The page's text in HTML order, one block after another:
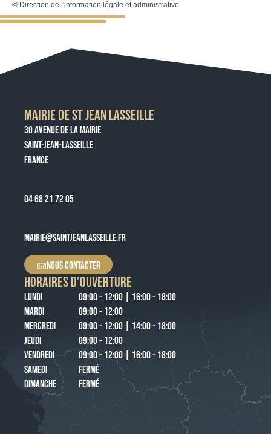
© Direction de l'information légale et administrative
MAIRIE DE ST JEAN LASSEILLE
30 AVENUE DE LA MAIRIE
SAINT-JEAN-LASSEILLE
FRANCE
04 68 21 72 05
MAIRIE@SAINTJEANLASSEILLE.FR
NOUS CONTACTER
HORAIRES D’OUVERTURE
LUNDI
09:00 - 12:00 | 16:00 - 18:00
MARDI
09:00 - 12:00
MERCREDI
09:00 - 12:00 | 14:00 - 18:00
JEUDI
09:00 - 12:00
VENDREDI
09:00 - 12:00 | 16:00 - 18:00
SAMEDI
FERMÉ
DIMANCHE
FERMÉ